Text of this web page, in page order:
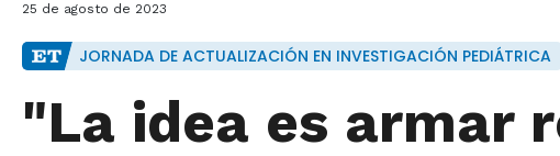
25 de agosto de 2023
JORNADA DE ACTUALIZACIÓN EN INVESTIGACIÓN PEDIÁTRICA
"La idea es armar